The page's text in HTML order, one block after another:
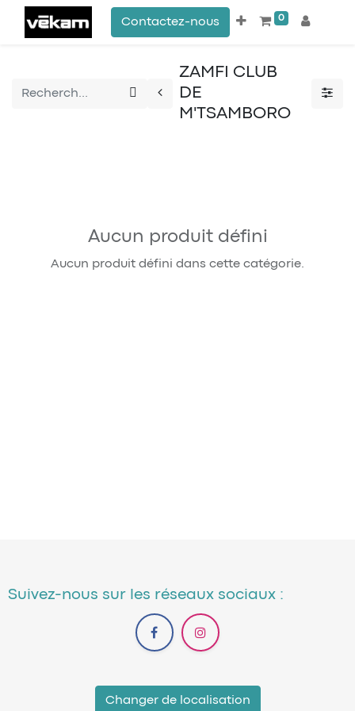
0
Contactez-nous
ZAMFI CLUB
DE
M'TSAMBORO
Aucun produit défini
Aucun produit défini dans cette catégorie.
Suivez-nous sur les réseaux sociaux :
Changer de localisation